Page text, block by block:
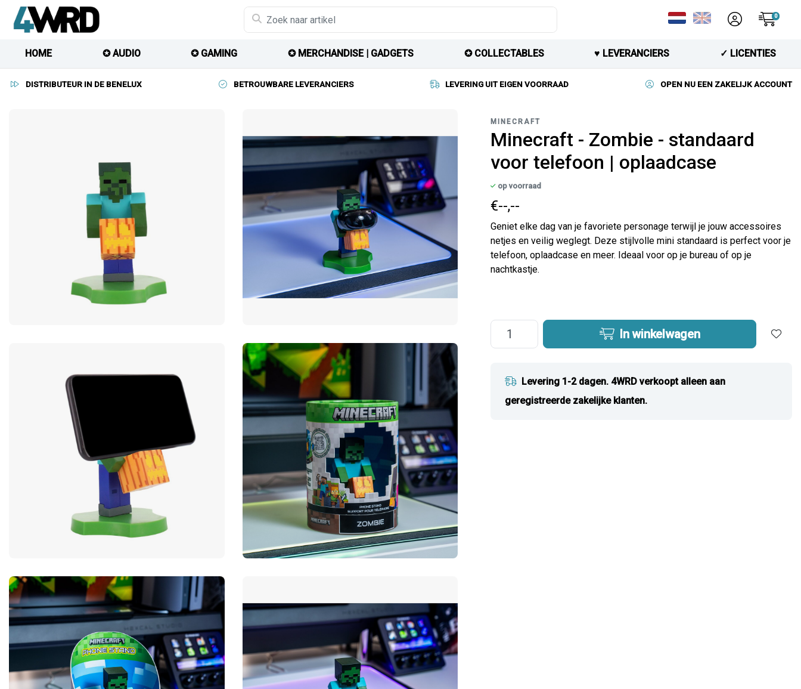
0
HOME ✪ AUDIO ✪ GAMING ✪ MERCHANDISE | GADGETS ✪ COLLECTABLES ♥︎ LEVERANCIERS ✓ LICENTIES
DISTRIBUTEUR IN DE BENELUX BETROUWBARE LEVERANCIERS LEVERING UIT EIGEN VOORRAAD OPEN NU EEN ZAKELIJK ACCOUNT
MINECRAFT
Minecraft - Zombie - standaard
voor telefoon | oplaadcase
op voorraad
€--,--
Geniet elke dag van je favoriete personage terwijl je jouw accessoires
netjes en veilig weglegt. Deze stijlvolle mini standaard is perfect voor je
telefoon, oplaadcase en meer. Ideaal voor op je bureau of op je
nachtkastje.
In winkelwagen
Levering 1-2 dagen. 4WRD verkoopt alleen aan
geregistreerde zakelijke klanten.